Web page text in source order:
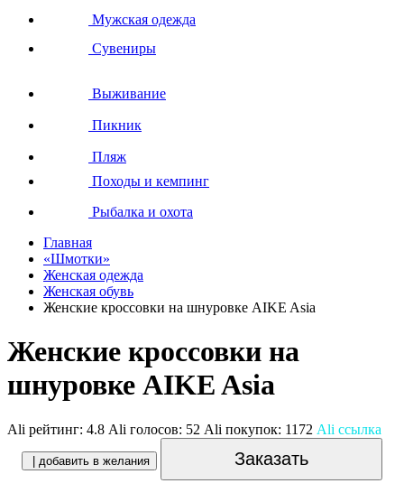
Мужская одежда
Сувениры
Выживание
Пикник
Пляж
Походы и кемпинг
Рыбалка и охота
Главная
«Шмотки»
Женская одежда
Женская обувь
Женские кроссовки на шнуровке AIKE Asia
Женские кроссовки на
шнуровке AIKE Asia
Ali рейтинг: 4.8 Ali голосов: 52 Ali покупок: 1172 Ali ссылка
| добавить в желания Заказать